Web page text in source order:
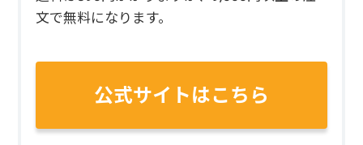
文で無料になります。
公式サイトはこちら